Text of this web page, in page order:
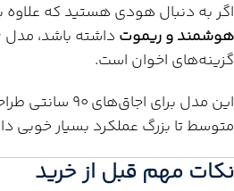
اگر به دنبال هودی هستید که
هوشمند و ریموت
گزینه‌های اخوان است.
این مدل برای
متوسط تا بزرگ عملکرد بسیار خوبی
نکات مهم قبل از خرید